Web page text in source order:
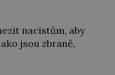
nacistům, aby
jsou zbraně,